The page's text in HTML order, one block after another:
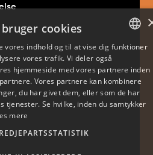
ENGLISH
cookies
vores indhold og til at vise dig funktioner
vores trafik. Vi deler også
hjemmeside med vores partnere inden
Vores partnere kan kombinere
du har givet dem, eller som de har
tjenester. Se hvilke, inden du samtykker
mere